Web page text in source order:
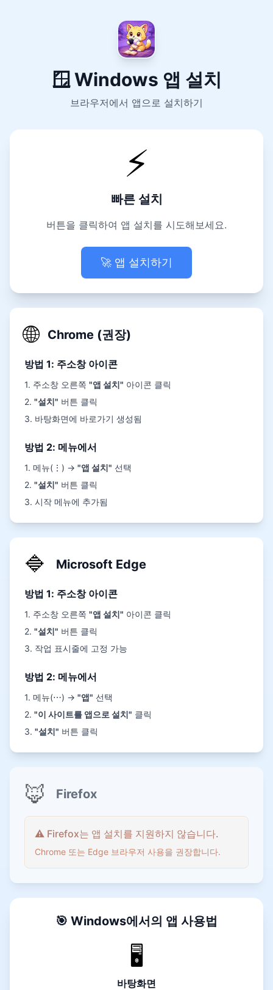
🪟 Windows 앱 설치
브라우저에서 앱으로 설치하기
⚡
빠른 설치
버튼을 클릭하여 앱 설치를 시도해보세요.
🚀 앱 설치하기
🌐 Chrome (권장)
방법 1: 주소창 아이콘
1. 주소창 오른쪽 "앱 설치" 아이콘 클릭
2. "설치" 버튼 클릭
3. 바탕화면에 바로가기 생성됨
방법 2: 메뉴에서
1. 메뉴(⋮) → "앱 설치" 선택
2. "설치" 버튼 클릭
3. 시작 메뉴에 추가됨
🔷 Microsoft Edge
방법 1: 주소창 아이콘
1. 주소창 오른쪽 "앱 설치" 아이콘 클릭
2. "설치" 버튼 클릭
3. 작업 표시줄에 고정 가능
방법 2: 메뉴에서
1. 메뉴(⋯) → "앱" 선택
2. "이 사이트를 앱으로 설치" 클릭
3. "설치" 버튼 클릭
🦊 Firefox
⚠️ Firefox는 앱 설치를 지원하지 않습니다.
Chrome 또는 Edge 브라우저 사용을 권장합니다.
🎯 Windows에서의 앱 사용법
🖥️
바탕화면